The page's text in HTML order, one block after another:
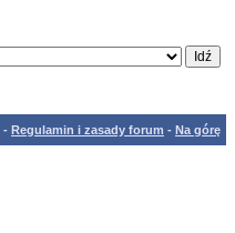
- Regulamin i zasady forum - Na górę